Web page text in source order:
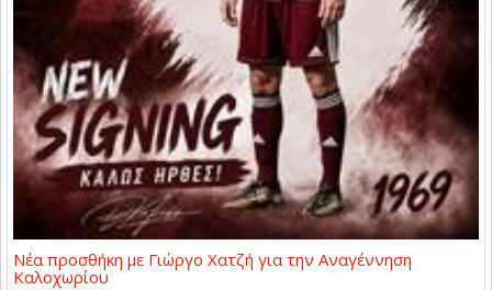
Νέα προσθήκη με Γιώργο Χατζή για την Αναγέννηση
Καλοχωρίου